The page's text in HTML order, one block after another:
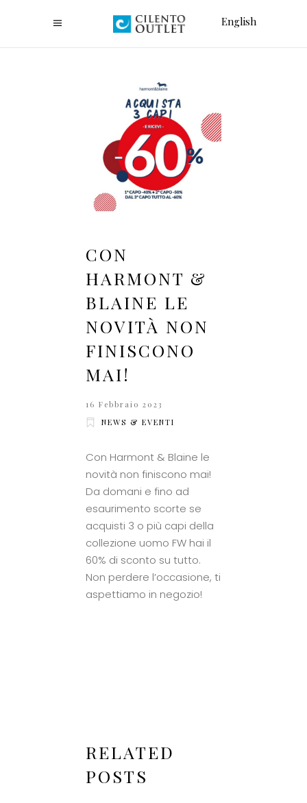
English
CON
HARMONT &
BLAINE LE
NOVITÀ NON
FINISCONO
MAI!
16 Febbraio 2023
NEWS & EVENTI
Con Harmont & Blaine le
novità non finiscono mai!
Da domani e fino ad
esaurimento scorte se
acquisti 3 o più capi della
collezione uomo FW hai il
60% di sconto su tutto.
Non perdere l’occasione, ti
aspettiamo in negozio!
RELATED
POSTS